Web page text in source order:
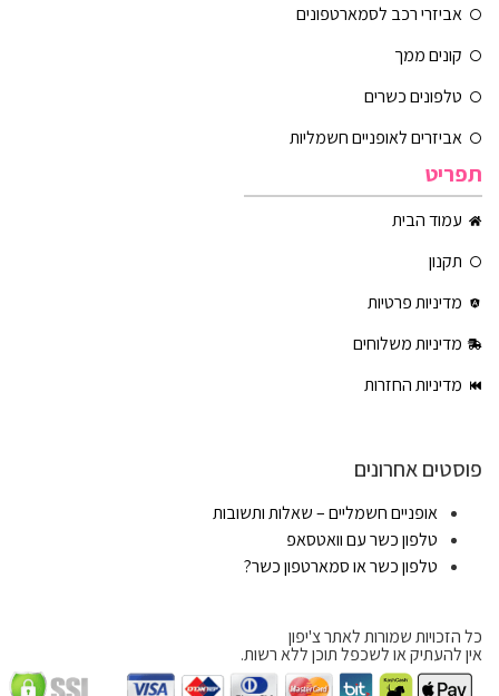
אביזרי רכב לסמארטפונים
קונים ממך
טלפונים כשרים
אביזרים לאופניים חשמליות
תפריט
עמוד הבית
תקנון
מדיניות פרטיות
מדיניות משלוחים
מדיניות החזרות
פוסטים אחרונים
אופניים חשמליים – שאלות ותשובות
טלפון כשר עם וואטסאפ
טלפון כשר או סמארטפון כשר?
כל הזכויות שמורות לאתר צ'יפון
אין להעתיק או לשכפל תוכן ללא רשות.